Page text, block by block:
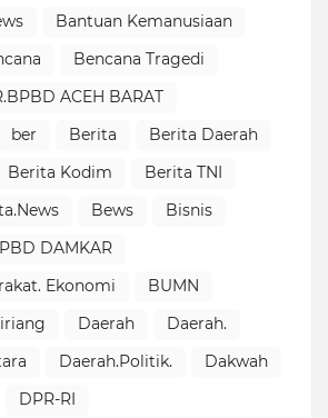
Bantuan Kemanusiaan
Bencana Tragedi
ACEH BARAT
ber Berita
Berita Daerah
Berita Kodim
Berita TNI
Bews
Bisnis
DAMKAR
Ekonomi
BUMN
Daerah
Daerah.
Daerah.Politik.
Dakwah
DPR-RI